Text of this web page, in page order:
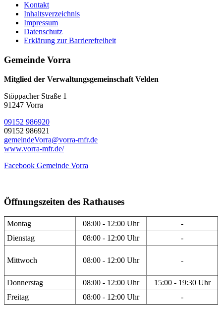
Kontakt
Inhaltsverzeichnis
Impressum
Datenschutz
Erklärung zur Barrierefreiheit
Gemeinde Vorra
Mitglied der Verwaltungsgemeinschaft Velden
Stöppacher Straße 1
91247 Vorra
09152 986920
09152 986921
gemeindeVorra@vorra-mfr.de
www.vorra-mfr.de/
Facebook Gemeinde Vorra
Öffnungszeiten des Rathauses
Montag 08:00 - 12:00 Uhr
-
Dienstag
08:00 - 12:00 Uhr -
Mittwoch 08:00 - 12:00 Uhr -
Donnerstag 08:00 - 12:00 Uhr
15:00 - 19:30 Uhr
Freitag
08:00 - 12:00 Uhr -